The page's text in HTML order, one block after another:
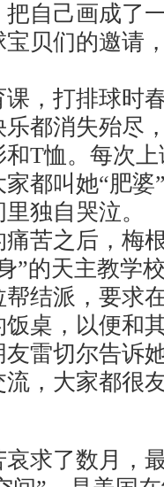
自己画成了
贝们的邀请
，打排球时
都消失殆尽
T恤。每次
都叫她“肥婆
独自哭泣。
苦之后，梅
”的天主教学
结派，要求
桌，以便和
雷切尔告诉
，大家都很
求了数月，